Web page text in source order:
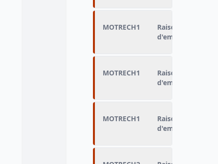
MOTRECH1
Raison de la
d'emploi malgré
MOTRECH1
Raison de la
d'emploi malgré
MOTRECH1
Raison de la
d'emploi malgré